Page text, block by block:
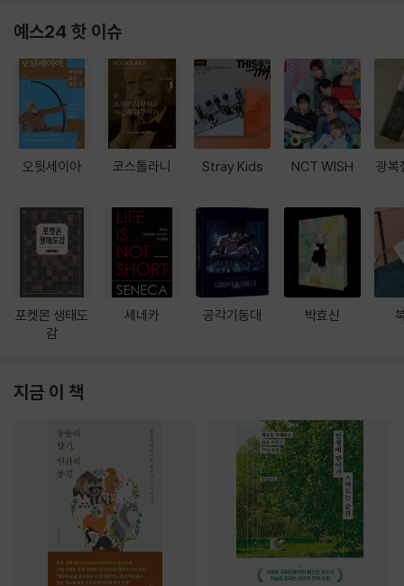
예스24 핫 이슈
오뒷세이아
포켓몬 생태도
감
코스톨라니
세네카
Stray Kids
공각기동대
NCT WISH
박효신
광복
지금 이 책